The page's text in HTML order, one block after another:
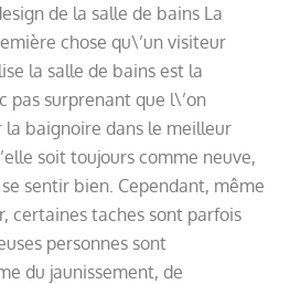
de la salle de bains La
chose qu\’un visiteur
la salle de bains est la
pas surprenant que l\’on
la baignoire dans le meilleur
soit toujours comme neuve,
sentir bien. Cependant, même
certaines taches sont parfois
personnes sont
du jaunissement, de